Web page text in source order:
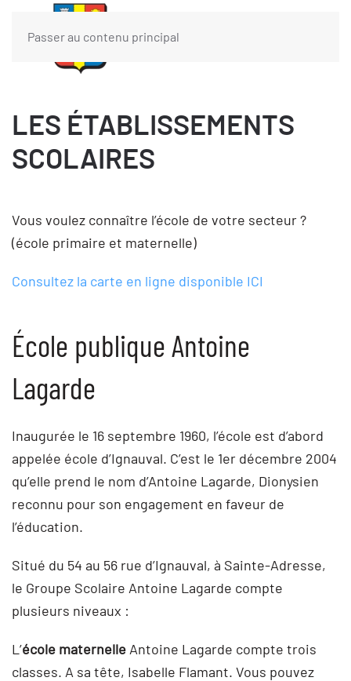
Passer au contenu principal
LES ÉTABLISSEMENTS
SCOLAIRES
Vous voulez connaître l’école de votre secteur ?
(école primaire et maternelle)
Consultez la carte en ligne disponible ICI
École publique Antoine
Lagarde
Inaugurée le 16 septembre 1960, l’école est d’abord
appelée école d’Ignauval. C’est le 1er décembre 2004
qu’elle prend le nom d’Antoine Lagarde, Dionysien
reconnu pour son engagement en faveur de
l’éducation.
Situé du 54 au 56 rue d’Ignauval, à Sainte-Adresse,
le Groupe Scolaire Antoine Lagarde compte
plusieurs niveaux :
L’école maternelle Antoine Lagarde compte trois
classes. A sa tête, Isabelle Flamant. Vous pouvez